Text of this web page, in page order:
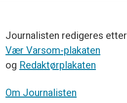
Journalisten redigeres etter
Vær Varsom-plakaten
og Redaktørplakaten
Om Journalisten